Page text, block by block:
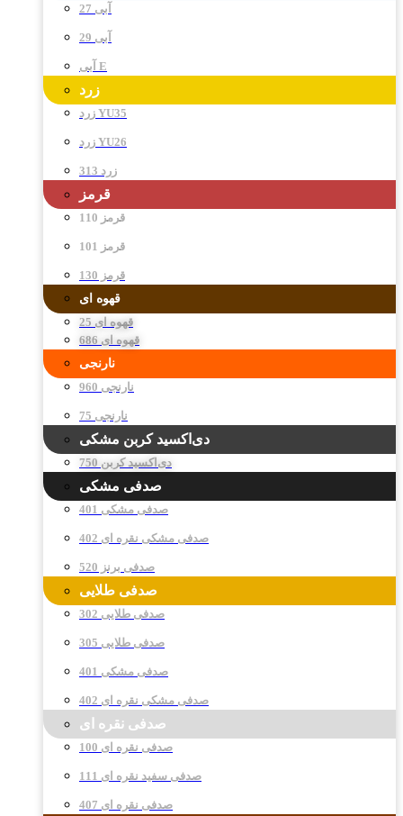
آبی 27
آبی 29
آبی E
زرد
زرد YU35
زرد YU26
زرد 313
قرمز
قرمز 110
قرمز 101
قرمز 130
قهوه ای
قهوه ای 25
قهوه ای 686
نارنجی
نارنجی 960
نارنجی 75
دی‌اکسید کربن مشکی
دی‌اکسید کربن 750
صدفی مشکی
صدفی مشکی 401
صدفی مشکی نقره ای 402
صدفی برنز 520
صدفی طلایی
صدفی طلایی 302
صدفی طلایی 305
صدفی مشکی 401
صدفی مشکی نقره ای 402
صدفی نقره ای
صدفی نقره ای 100
صدفی سفید نقره ای 111
صدفی نقره ای 407